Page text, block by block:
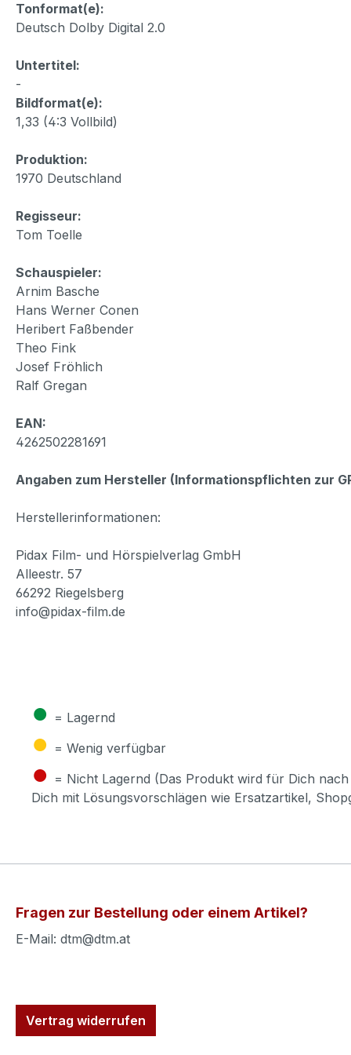
Tonformat(e):
Deutsch Dolby Digital 2.0
Untertitel:
-
Bildformat(e):
1,33 (4:3 Vollbild)
Produktion:
1970 Deutschland
Regisseur:
Tom Toelle
Schauspieler:
Arnim Basche
Hans Werner Conen
Heribert Faßbender
Theo Fink
Josef Fröhlich
Ralf Gregan
EAN:
4262502281691
Angaben zum Hersteller (Informationspflichten zur
Herstellerinformationen:
Pidax Film- und Hörspielverlag GmbH
Alleestr. 57
66292 Riegelsberg
info@pidax-film.de
● = Lagernd
● = Wenig verfügbar
● = Nicht Lagernd (Das Produkt wird für Dich
Dich mit Lösungsvorschlägen wie Ersatzartikel,
Fragen zur Bestellung oder einem Artikel?
E-Mail: dtm@dtm.at
Vertrag widerrufen